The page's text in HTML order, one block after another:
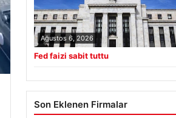
Ağustos 6, 2026
Fed faizi sabit tuttu
Son Eklenen Firmalar